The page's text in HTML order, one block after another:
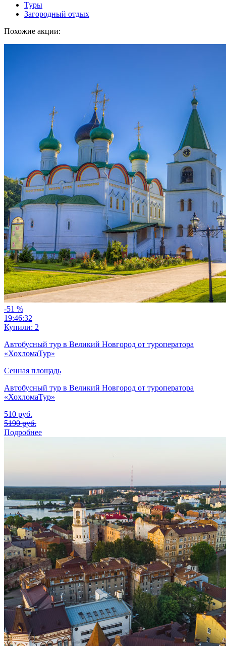
Туры
Загородный отдых
Похожие акции:
-51 %
19:46:30
Купили: 2
Автобусный тур в Великий Новгород от туроператора
«ХохломаТур»
Сенная площадь
Автобусный тур в Великий Новгород от туроператора
«ХохломаТур»
510 руб.
5190руб.
Подробнее